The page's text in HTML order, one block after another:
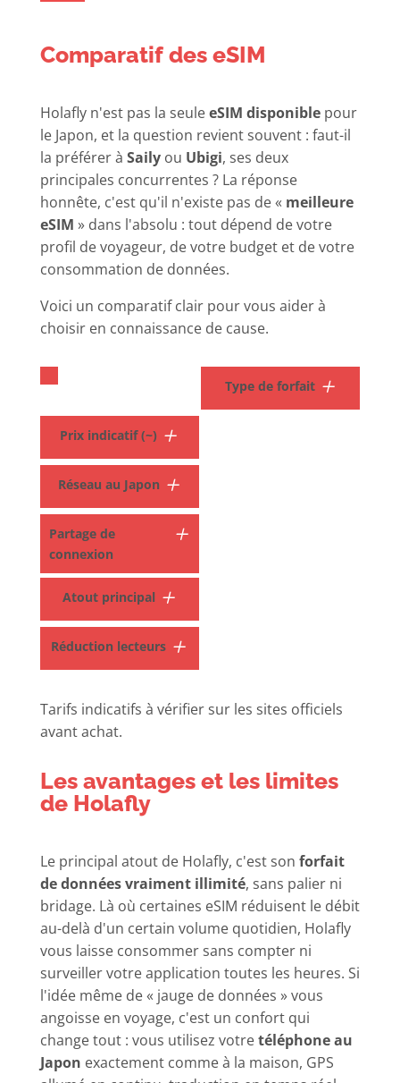
Comparatif des eSIM
Holafly n'est pas la seuleeSIM disponiblepour
le Japon, et la question revient souvent : faut-il
la préférer à Sailyou Ubigi, ses deux
principales concurrentes ? La réponse
honnête, c'est qu'il n'existe pas de « meilleure
eSIM » dans l'absolu : tout dépend de votre
profil de voyageur, de votre budget et de votre
consommation de données.
Voici un comparatif clair pour vous aider à
choisir en connaissance de cause.
Type de forfait
Prix indicatif (~)
Réseau au Japon
Partage de
connexion
Atout principal
Réduction lecteurs
Tarifs indicatifs à vérifier sur les sites officiels
avant achat.
Les avantages et les limites
de Holafly
Le principal atout de Holafly, c'est son forfait
de données vraiment illimité, sans palier ni
bridage. Là où certaines eSIM réduisent le débit
au-delà d'un certain volume quotidien, Holafly
vous laisse consommer sans compter ni
surveiller votre application toutes les heures. Si
l'idée même de « jauge de données » vous
angoisse en voyage, c'est un confort qui
change tout : vous utilisez votretéléphone au
Japon exactement comme à la maison, GPS